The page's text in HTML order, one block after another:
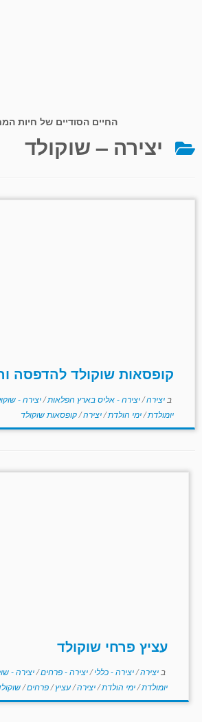
החיים הסודיים של חיות
יצירה – שוקולד
קופסאות שוקולד להדפסה
ב יצירה/יצירה - אליס בארץ הפלאות/יצירה -
יומולדת/ימי הולדת/יצירה/קופסאות שוקולד
עציץ פרחי שוקולד
ב יצירה/יצירה - כללי/יצירה - פרחים/יצירה -
יומולדת/ימי הולדת/יצירה/עציץ/פרחים/